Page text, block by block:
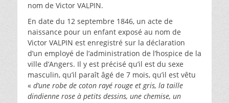
nom de Victor VALPIN.
En date du 12 septembre 1846, un acte de
naissance pour un enfant exposé au nom de
Victor VALPIN est enregistré sur la déclaration
d’un employé de l’administration de l’hospice de la
ville d’Angers. Il y est précisé qu’il est du sexe
masculin, qu’il paraît âgé de 7 mois, qu’il est vêtu
« d’une robe de coton rayé rouge et gris, la taille
dindienne rose à petits dessins, une chemise, un